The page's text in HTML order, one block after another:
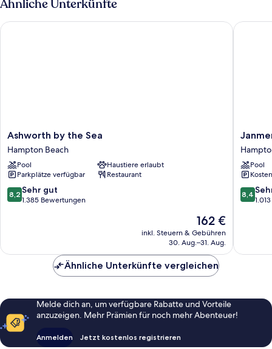
Bett
und
Schlafsofa
Ähnliche Unterkünfte
Ashworth
by
the
Sea
Hampton
Beach
Ashworth by the Sea
Hampton Beach
Pool
Haustiere erlaubt
Parkplätze verfügbar
Restaurant
8.2
von
Bewertungen
8,2 Sehr gut
1.385 Bewertungen
Der
Preis
beträgt
162 €
inkl. Steuern & Gebühren
30. Aug.–31. Aug.
Ashworth by the Sea
Motel
Beach
Pool
8.4
von
8,4
Ähnliche Unterkünfte vergleichen
Melde dich an, um verfügbare Rabatte und Vorteile
anzuzeigen. Mehr Prämien für noch mehr Abenteuer!
Anmelden Jetzt kostenlos registrieren